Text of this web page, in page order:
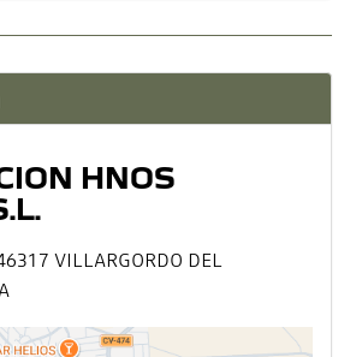
HNOS
VILLARGORDO DEL